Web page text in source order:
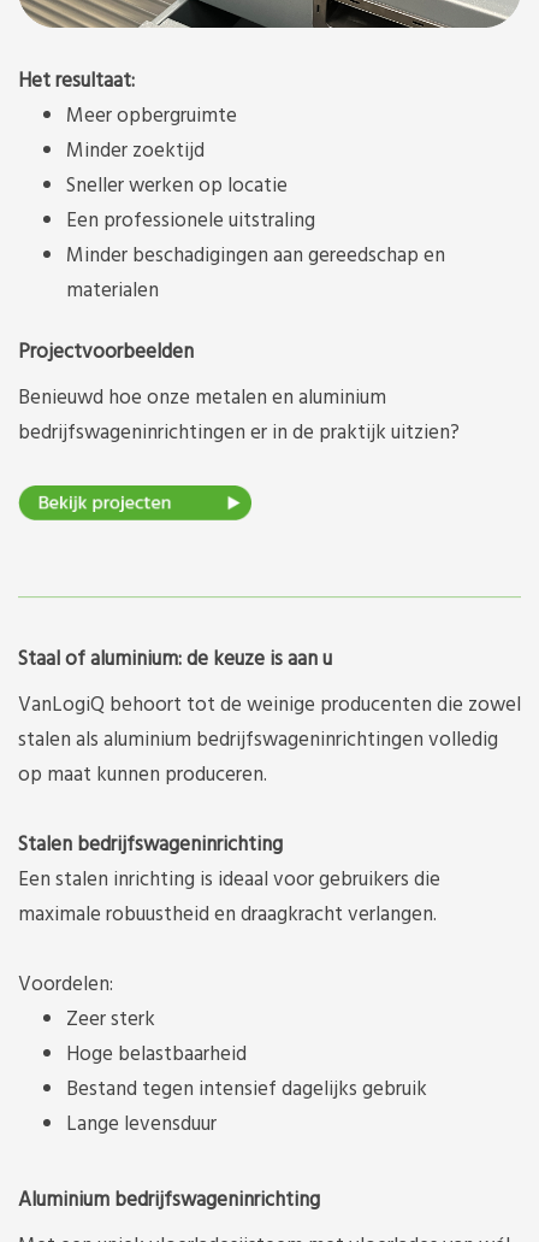
Het resultaat:
Meer opbergruimte
Minder zoektijd
Sneller werken op locatie
Een professionele uitstraling
Minder beschadigingen aan gereedschap en
materialen
Projectvoorbeelden
Benieuwd hoe onze metalen en aluminium
bedrijfswageninrichtingen er in de praktijk uitzien?
Staal of aluminium: de keuze is aan u
VanLogiQ behoort tot de weinige producenten die zowel
stalen als aluminium bedrijfswageninrichtingen volledig
op maat kunnen produceren.
Stalen bedrijfswageninrichting
Een stalen inrichting is ideaal voor gebruikers die
maximale robuustheid en draagkracht verlangen.
Voordelen:
Zeer sterk
Hoge belastbaarheid
Bestand tegen intensief dagelijks gebruik
Lange levensduur
Aluminium bedrijfswageninrichting